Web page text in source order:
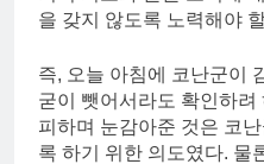
을 갖지 않도록 노력해야
즉, 오늘 아침에 코난군이
굳이 뺏어서라도 확인하
피하며 눈감아준 것은 코
록 하기 위한 의도였다. 물